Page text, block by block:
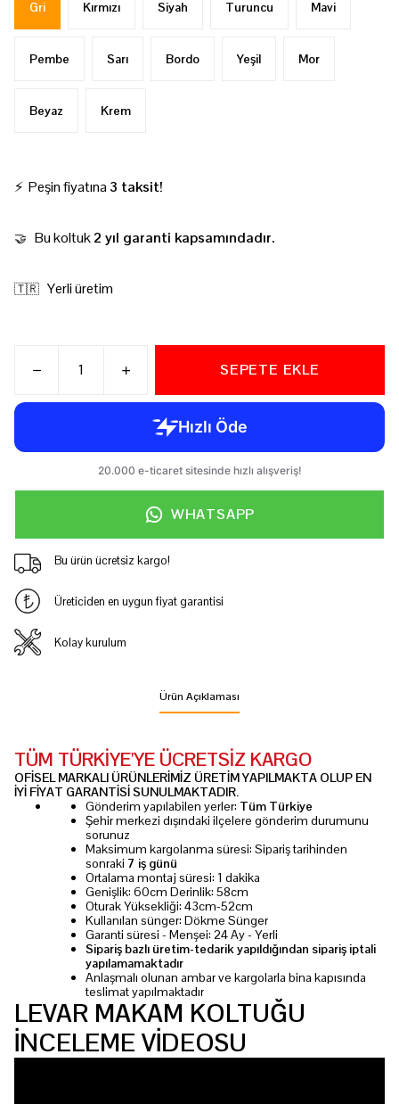
Gri Kırmızı Siyah Turuncu Mavi
Pembe Sarı Bordo Yeşil Mor
Beyaz Krem
⚡ Peşin fiyatına 3 taksit!
🤝 Bu koltuk2 yıl garanti kapsamındadır.
🇹🇷 Yerli üretim
SEPETE EKLE
WHATSAPP
Bu ürün ücretsiz kargo!
Üreticiden en uygun fiyat garantisi
Kolay kurulum
Ürün Açıklaması
TÜM TÜRKİYE'YE ÜCRETSİZ KARGO
OFİSEL MARKALI ÜRÜNLERİMİZ ÜRETİM YAPILMAKTA OLUP EN
İYİ FİYAT GARANTİSİ SUNULMAKTADIR.
Gönderim yapılabilen yerler: Tüm Türkiye
Şehir merkezi dışındaki ilçelere gönderim durumunu
sorunuz
Maksimum kargolanma süresi: Sipariş tarihinden
sonraki 7 iş günü
Ortalama montaj süresi: 1 dakika
Genişlik: 60cm Derinlik: 58cm
Oturak Yüksekliği: 43cm-52cm
Kullanılan sünger: Dökme Sünger
Garanti süresi - Menşei: 24 Ay - Yerli
Sipariş bazlı üretim-tedarik yapıldığından sipariş iptali
yapılamamaktadır
Anlaşmalı olunan ambar ve kargolarla bina kapısında
teslimat yapılmaktadır
LEVAR MAKAM KOLTUĞU
İNCELEME VİDEOSU